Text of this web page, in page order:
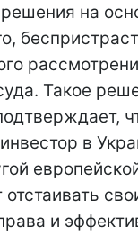
на
Такое
в
и